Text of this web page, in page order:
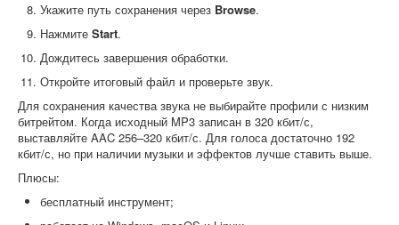
Укажите путь сохранения через Browse.
Нажмите Start.
Дождитесь завершения обработки.
Откройте итоговый файл и проверьте звук.
Для сохранения качества звука не выбирайте профили с низким
битрейтом. Когда исходный MP3 записан в 320 кбит/с,
выставляйте AAC 256–320 кбит/с. Для голоса достаточно 192
кбит/с, но при наличии музыки и эффектов лучше ставить выше.
Плюсы:
бесплатный инструмент;